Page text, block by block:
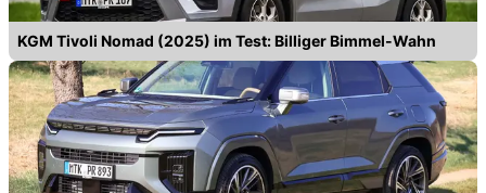
KGM Tivoli Nomad (2025) im Test: Billiger Bimmel-Wahn